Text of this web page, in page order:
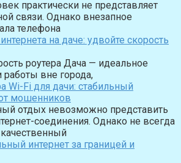
практически не представляет
связи. Однако внезапное
телефона
на даче: удвойте скорость
роутера Дача — идеальное
работы вне города,
Wi-Fi для дачи: стабильный
мошенников
отдых невозможно представить
соединения. Однако не всегда
интернет за границей и